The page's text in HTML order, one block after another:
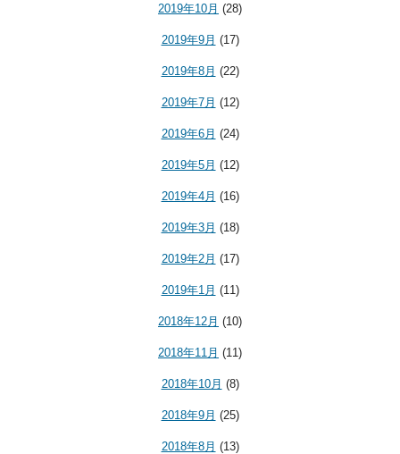
2019年10月 (28)
2019年9月 (17)
2019年8月 (22)
2019年7月 (12)
2019年6月 (24)
2019年5月 (12)
2019年4月 (16)
2019年3月 (18)
2019年2月 (17)
2019年1月 (11)
2018年12月 (10)
2018年11月 (11)
2018年10月 (8)
2018年9月 (25)
2018年8月 (13)